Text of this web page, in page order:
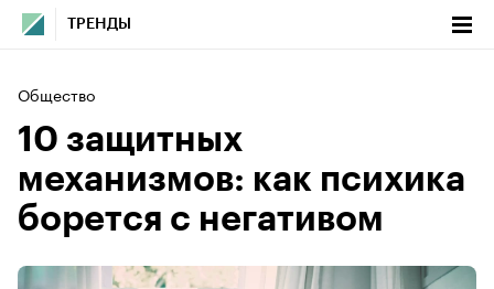
ТРЕНДЫ
Общество
10 защитных
механизмов: как психика
борется с негативом